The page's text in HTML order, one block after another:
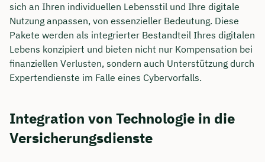
sich an Ihren individuellen Lebensstil und Ihre digitale
Nutzung anpassen, von essenzieller Bedeutung. Diese
Pakete werden als integrierter Bestandteil Ihres digitalen
Lebens konzipiert und bieten nicht nur Kompensation bei
finanziellen Verlusten, sondern auch Unterstützung durch
Expertendienste im Falle eines Cybervorfalls.
Integration von Technologie in die
Versicherungsdienste